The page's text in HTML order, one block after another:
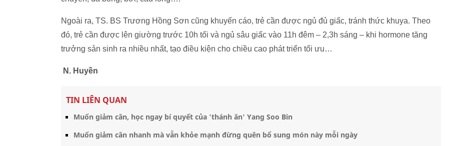
Ngoài ra, TS. BS Trương Hồng Sơn cũng khuyến cáo, trẻ cần được ngủ đủ giấc, tránh thức khuya. Theo
đó, trẻ cần được lên giường trước 10h tối và ngủ sâu giấc vào 11h đêm – 2,3h sáng – khi hormone tăng
trưởng sản sinh ra nhiều nhất, tạo điều kiện cho chiều cao phát triển tối ưu…
N. Huyền
TIN LIÊN QUAN
Muốn giảm cân, học ngay bí quyết của 'thánh ăn' Yang Soo Bin
Muốn giảm cân nhanh mà vẫn khỏe mạnh đừng quên bổ sung món này mỗi ngày